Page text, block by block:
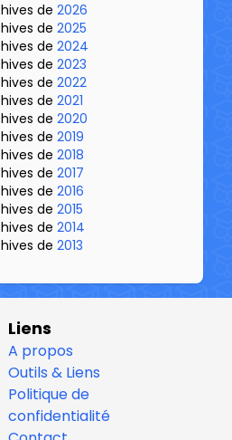
de 2026
de 2025
de 2024
de 2023
de 2022
de 2021
de 2020
de 2019
de 2018
de 2017
de 2016
de 2015
de 2014
de 2013
Liens
A propos
Outils & Liens
Politique de
confidentialité